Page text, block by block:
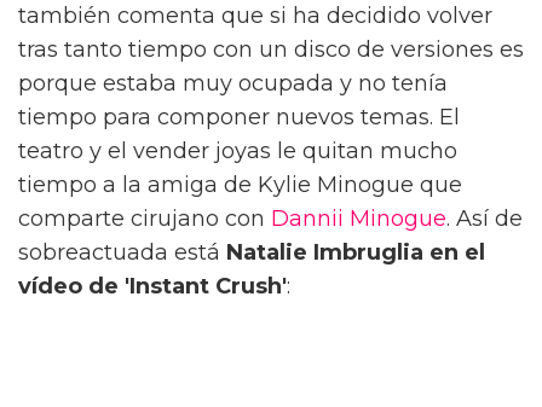
también comenta que si ha decidido volver
tras tanto tiempo con un disco de versiones es
porque estaba muy ocupada y no tenía
tiempo para componer nuevos temas. El
teatro y el vender joyas le quitan mucho
tiempo a la amiga de Kylie Minogue que
comparte cirujano con Dannii Minogue. Así de
sobreactuada está Natalie Imbruglia en el
vídeo de 'Instant Crush':